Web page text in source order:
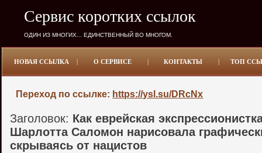
Сервис коротких ссылок
ОДИН ИЗ МНОГИХ... ЕДИНСТВЕННЫЙ ВО МНОГОМ.
НОВАЯ ССЫЛКА | О СЕРВИСЕ | КОНТАКТЫ | ТОП
Переход по ссылке: https://ysl.su/DRcNx
Заголовок: Как еврейская
Шарлотта Саломон нарисовала
скрываясь от нацистов